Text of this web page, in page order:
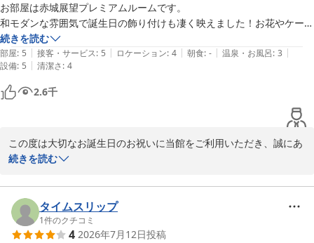
今回の件を真摯に受け止め、お客様に快適にお過ごしいただける空
間作りを目指してまいります。
清掃体制の改善につきましては、今後の課題として取り組ませてい
ただきます。
貴重なご意見をいただき、誠にありがとうございました。
またのお越しをスタッフ一同、心よりお待ち申し上げております。
伊香保温泉 ホテル天坊
2026-07-20
お部屋は赤城展望プレミアムルームです。
和モダンな雰囲気で誕生日の飾り付けも凄く映えました！お花やケーキ
はホテルでは用意はありませんが送ることなら出来たのでお花だけ送っ
てケーキはその日に買って持っていきました！プレゼントの準備をする
際にフロントにお花と預けていたケーキを取りに行ったのですが、お皿
やナイフなども準備してくださっていてお花も一緒に持っていきましょ
うか？とこえをかけてくださいました🥺本当に神対応でした、、✨おか
続きを読む
部屋: 5 | 接客・サービス: 5 | ロケーション: 4 | 朝食: - | 温泉・お風呂: 3 |
設備: 5 | 清潔さ: 4
2.6千
この度は大切なお誕生日のお祝いに当館をご利用いただき、誠にあ
りがとうございました。
赤城展望プレミアムルームでのご滞在をお楽しみいただき、和モダ
ンなお部屋が特別な日の雰囲気づくりのお役に立てたとのこと、大
変嬉しく存じます。
続きを読む
タイムスリップ
1件のクチコミ
4 2026年7月12日投稿